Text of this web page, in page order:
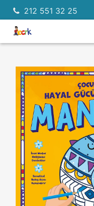
212 551 32 25